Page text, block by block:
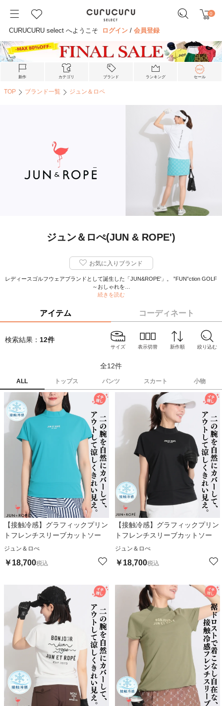
0
CURUCURU select へようこそ ログイン /会員登録
新作 カテゴリ ブランド ランキング セール
TOP ブランド一覧 ジュン＆ロペ
ジュン＆ロぺ(JUN & ROPE')
お気に入りブランド
レディースゴルフウェアブランドとして誕生した「JUN&ROPE’」。 ”FUN”ction GOLF
～おしゃれを…
続きを読む
アイテム コーディネート
検索結果： 12件
サイズ 表示切替 新作順 絞り込む
全12件
ALL トップス パンツ スカート 小物
【接触冷感】グラフィックプリン
トフレンチスリーブカットソー
ジュン＆ロぺ
￥18,700税込
【接触冷感】グラフィックプリン
トフレンチスリーブカットソー
ジュン＆ロぺ
￥18,700税込